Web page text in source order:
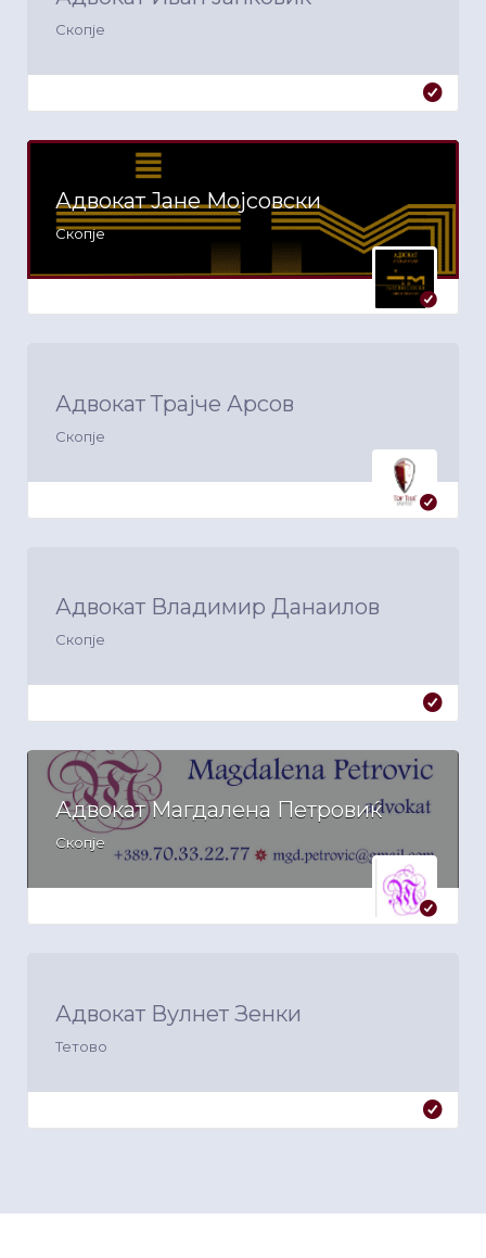
Скопје
Адвокат Јане Мојсовски
Скопје
Адвокат Трајче Арсов
Скопје
Адвокат Владимир Данаилов
Скопје
Адвокат Магдалена Петровиќ
Скопје
Адвокат Вулнет Зенки
Тетово